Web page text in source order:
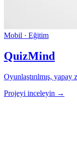
Mobil · Eğitim
QuizMind
Oyunlaştırılmış, yapay
Projeyi inceleyin →